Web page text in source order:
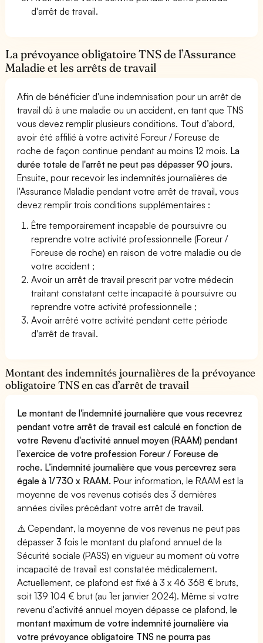
d'arrêt de travail.
La prévoyance obligatoire TNS de l’Assurance
Maladie et les arrêts de travail
Afin de bénéficier d'une indemnisation pour un arrêt de
travail dû à une maladie ou un accident, en tant que TNS
vous devez remplir plusieurs conditions. Tout d’abord,
avoir été affilié à votre activité Foreur / Foreuse de
roche de façon continue pendant au moins 12 mois. La
durée totale de l'arrêt ne peut pas dépasser 90 jours.
Ensuite, pour recevoir les indemnités journalières de
l'Assurance Maladie pendant votre arrêt de travail, vous
devez remplir trois conditions supplémentaires :
Être temporairement incapable de poursuivre ou
reprendre votre activité professionnelle (Foreur /
Foreuse de roche) en raison de votre maladie ou de
votre accident ;
Avoir un arrêt de travail prescrit par votre médecin
traitant constatant cette incapacité à poursuivre ou
reprendre votre activité professionnelle ;
Avoir arrêté votre activité pendant cette période
d'arrêt de travail.
Montant des indemnités journalières de la prévoyance
obligatoire TNS en cas d’arrêt de travail
Le montant de l'indemnité journalière que vous recevrez
pendant votre arrêt de travail est calculé en fonction de
votre Revenu d'activité annuel moyen (RAAM) pendant
l’exercice de votre profession Foreur / Foreuse de
roche. L’indemnité journalière que vous percevrez sera
égale à 1/730 x RAAM. Pour information, le RAAM est la
moyenne de vos revenus cotisés des 3 dernières
années civiles précédant votre arrêt de travail.
⚠️ Cependant, la moyenne de vos revenus ne peut pas
dépasser 3 fois le montant du plafond annuel de la
Sécurité sociale (PASS) en vigueur au moment où votre
incapacité de travail est constatée médicalement.
Actuellement, ce plafond est fixé à 3 x 46 368 € bruts,
soit 139 104 € brut (au 1er janvier 2024). Même si votre
revenu d'activité annuel moyen dépasse ce plafond,le
montant maximum de votre indemnité journalière via
votre prévoyance obligatoire TNS ne pourra pas